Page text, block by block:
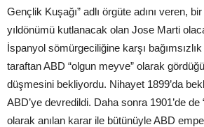
Gençlik Kuşağı” adlı örgüte adını veren,
yıldönümü kutlanacak olan Jose Marti
İspanyol sömürgeciliğine karşı
taraftan ABD “olgun meyve” olarak gördüğü
düşmesini bekliyordu. Nihayet 1899’da
ABD’ye devredildi. Daha sonra 1901’de de
olarak anılan karar ile bütünüyle ABD